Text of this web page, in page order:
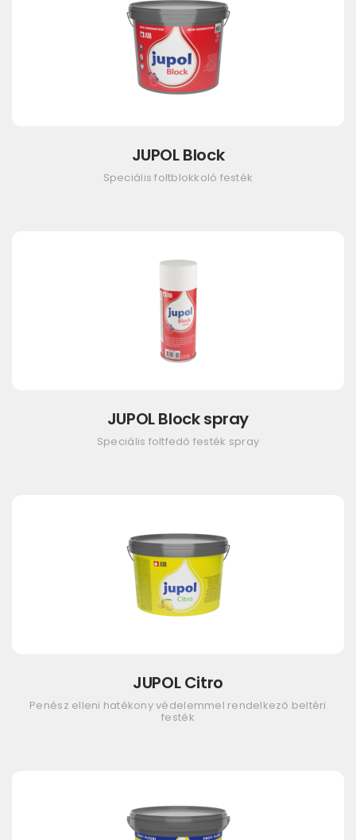
JUPOL Block
Speciális foltblokkoló festék
JUPOL Block spray
Speciális foltfedő festék spray
JUPOL Citro
Penész elleni hatékony védelemmel rendelkező beltéri
festék